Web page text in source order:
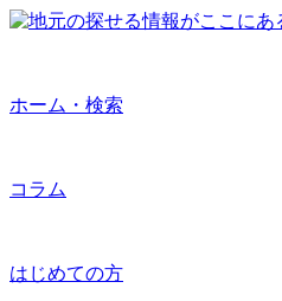
ホーム・検索
コラム
はじめての方